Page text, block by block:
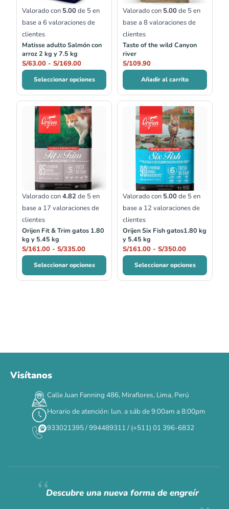
Valorado con 5.00de 5 en
base a 6 valoraciones de
clientes
Matisse adulto Salmón con
arroz 2 kg y 7.5 kg
S/63.00 - S/169.00
Seleccionar opciones
Valorado con 5.00de 5 en
base a 8valoraciones de
clientes
Taste of the wild Canyon
river
S/109.90
Añadir al carrito
Valorado con4.82de 5 en
base a 17 valoraciones de
clientes
Orijen Fit & Trim gatos 1.80
kg y 5.45 kg
S/161.00 - S/335.00
Rango
de
precios:
desde
hasta
S/335.00
Seleccionar opciones
Valorado con 5.00de 5 en
base a 12 valoraciones de
clientes
Orijen Six Fish gatos1.80 kg
y 5.45 kg
S/161.00 - S/350.00
Rango
de
precios:
desde
hasta
S/350.00
Seleccionar opciones
DÍAS HORAS MIN SEG
✕
CAT WEEK · 4 AL 8 DE AGOSTO
Siempre fuimosraros.
Visítanos
Calle Juan Fanning 486, Miraflores, Lima, Perú
Horario de atención: lun. a sáb de 9:00am a 8:00pm
933021395 / 994489311 / (+511) 01 396-6832
Descubre una nueva forma de engreír